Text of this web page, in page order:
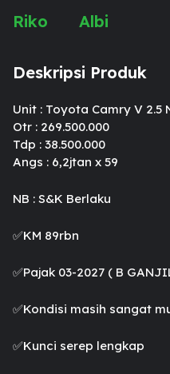
Riko
Albi
Deskripsi Produk
Unit : Toyota Camry V 2.5
Otr : 269.500.000
Tdp : 38.500.000
Angs : 6,2jtan x 59
NB : S&K Berlaku
✅KM 89rbn
✅️Pajak 03-2027 ( B
✅️Kondisi masih sangat
✅️Kunci serep lengkap